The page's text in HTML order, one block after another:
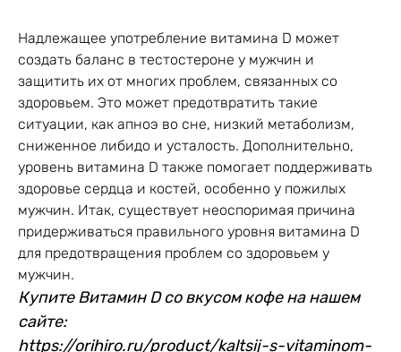
Надлежащее употребление витамина D может
создать баланс в тестостероне у мужчин и
защитить их от многих проблем, связанных со
здоровьем. Это может предотвратить такие
ситуации, как апноэ во сне, низкий метаболизм,
сниженное либидо и усталость. Дополнительно,
уровень витамина D также помогает поддерживать
здоровье сердца и костей, особенно у пожилых
мужчин. Итак, существует неоспоримая причина
придерживаться правильного уровня витамина D
для предотвращения проблем со здоровьем у
мужчин.
Купите Витамин D со вкусом кофе на нашем
сайте:
https://orihiro.ru/product/kaltsij-s-vitaminom-